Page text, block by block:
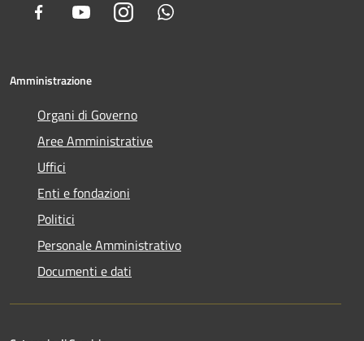
Facebook YoutubeInstagram
Amministrazione
Organi di Governo
Aree Amministrative
Uffici
Enti e fondazioni
Politici
Personale Amministrativo
Documenti e dati